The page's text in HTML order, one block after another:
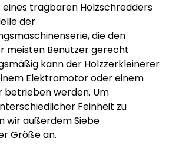
tragbaren Holzschredders
der
die den
meisten Benutzer gerecht
kann der Holzzerkleinerer
Elektromotor oder einem
betrieben werden. Um
Feinheit zu
wir außerdem Siebe
Größe an.